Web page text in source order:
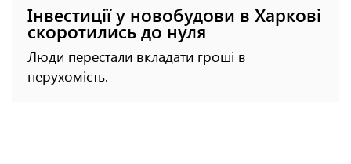
Інвестиції у новобудови в Харкові
скоротились до нуля
Люди перестали вкладати гроші в
нерухомість.